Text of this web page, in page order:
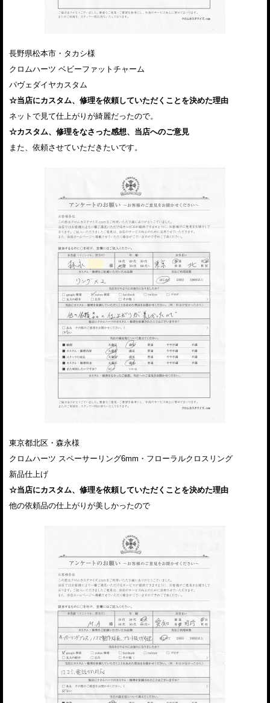
長野県松本市・タカシ様
クロムハーツ ベビーファットチャーム
パヴェダイヤカスタム
☆当店にカスタム、修理を依頼していただくことを決めた理由
ネットで見て仕上がりが綺麗だったので。
☆カスタム、修理をなさった感想、当店へのご意見
また、依頼させていただきたいです。
東京都北区・森永様
クロムハーツ スペーサーリング6mm・フローラルクロスリング
新品仕上げ
☆当店にカスタム、修理を依頼していただくことを決めた理由
他の依頼品の仕上がりが美しかったので